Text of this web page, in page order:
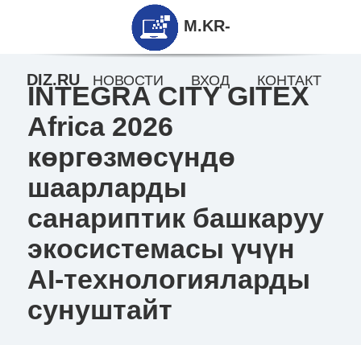
INTEGRA CITY GITEX
Africa 2026
көргөзмөсүндө
шаарларды
санариптик башкаруу
экосистемасы үчүн
AI-технологияларды
сунуштайт
M.KR-
DIZ.RU НОВОСТИ ВХОД КОНТАКТ